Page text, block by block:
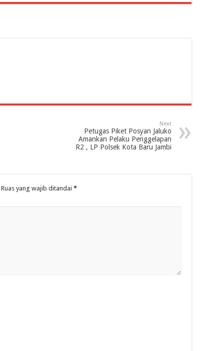
Next
Petugas Piket Posyan Jaluko
Amankan Pelaku Penggelapan
R2 , LP Polsek Kota Baru Jambi
Ruas yang wajib ditandai *